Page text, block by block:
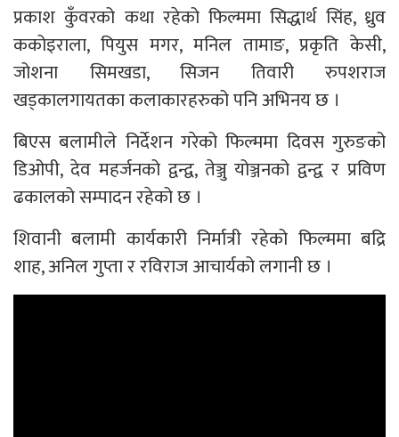
प्रकाश कुँवरको कथा रहेको फिल्ममा सिद्धार्थ सिंह, ध्रुव
ककोइराला, पियुस मगर, मनिल तामाङ, प्रकृति केसी,
जोशना सिमखडा, सिजन तिवारी रुपशराज
खड्कालगायतका कलाकारहरुको पनि अभिनय छ ।
बिएस बलामीले निर्देशन गरेको फिल्ममा दिवस गुरुङको
डिओपी, देव महर्जनको द्वन्द्व, तेञ्जु योञ्जनको द्वन्द्व र प्रविण
ढकालको सम्पादन रहेको छ ।
शिवानी बलामी कार्यकारी निर्मात्री रहेको फिल्ममा बद्रि
शाह, अनिल गुप्ता र रविराज आचार्यको लगानी छ ।